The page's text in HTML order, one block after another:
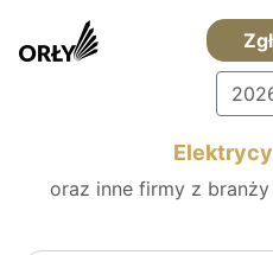
oraz inne firmy z